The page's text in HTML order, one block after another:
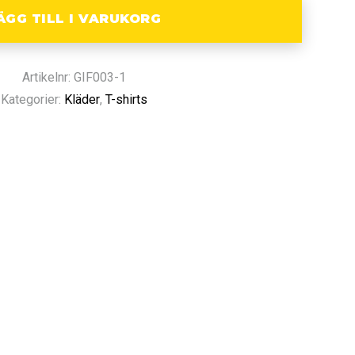
TILL I VARUKORG
Artikelnr: GIF003-1
Kategorier: Kläder, T-shirts